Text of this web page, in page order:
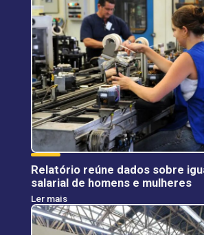
Relatório reúne dados sobre
salarial de homens e mulheres
Ler mais